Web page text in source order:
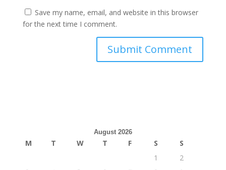
Save my name, email, and website in this browser
for the next time I comment.
August 2026
M T W T F S
S
1
2